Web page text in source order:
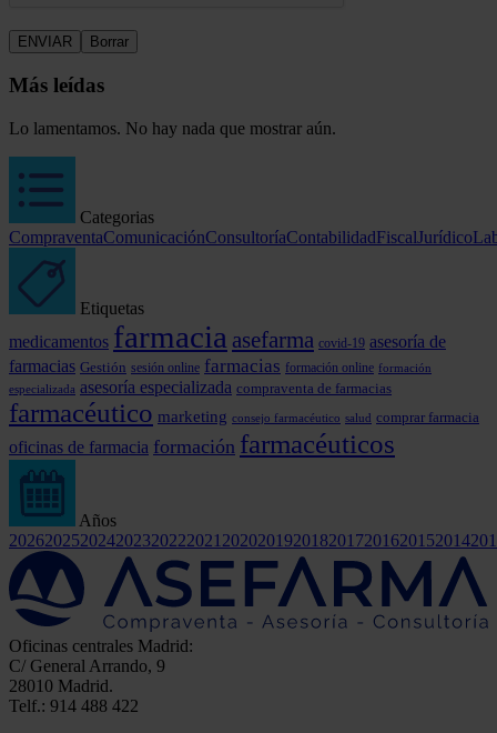
Más leídas
Lo lamentamos. No hay nada que mostrar aún.
Categorias
CompraventaComunicaciónConsultoríaContabilidadFiscalJurídico
Etiquetas
medicamentos farmacia asefarma covid-19 asesoría de
farmacias Gestión sesión online farmacias formación online formación
especializada asesoría especializada compraventa de farmacias
farmacéutico marketing consejo farmacéutico salud comprar farmacia
oficinas de farmacia formación farmacéuticos
Años
202620252024202320222021 2020201920182017201620152014
Oficinas centrales Madrid:
C/ General Arrando, 9
28010 Madrid.
Telf.: 914 488 422